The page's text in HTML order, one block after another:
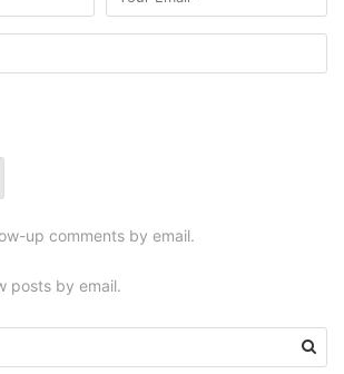
up comments by email.
posts by email.